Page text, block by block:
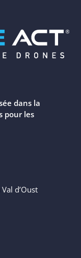
dans la
pour les
d’Oust